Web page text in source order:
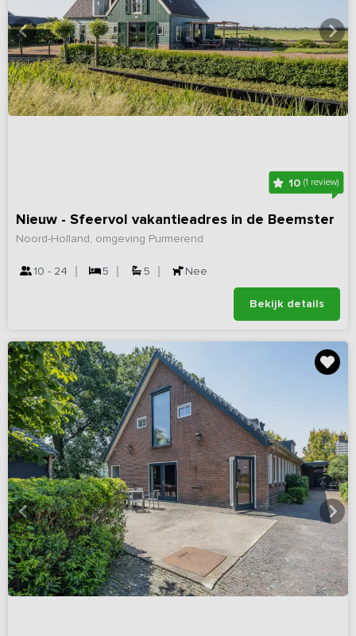
10(1 review)
Nieuw - Sfeervol vakantieadres in de Beemster
Noord-Holland, omgeving Purmerend
10 - 24 5 5 Nee
Bekijk details